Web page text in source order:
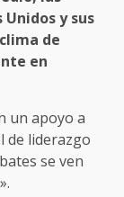
y sus
de
en
un apoyo a
de liderazgo
se ven